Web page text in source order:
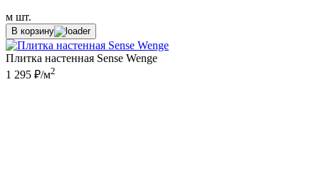
м шт.
В корзину
Плитка настенная Sense Wenge
1 295 ₽/м2